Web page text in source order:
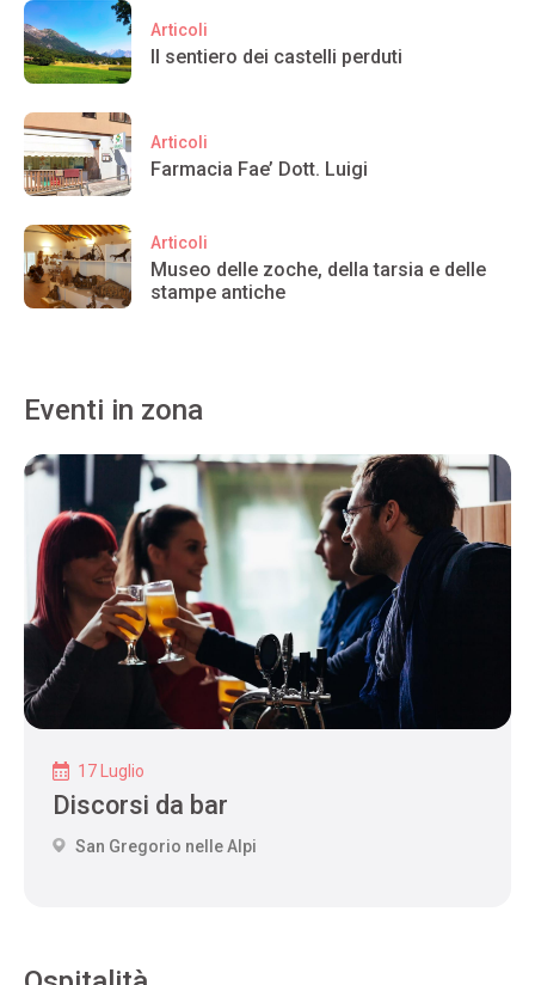
Articoli
Il sentiero dei castelli perduti
Articoli
Farmacia Fae’ Dott. Luigi
Articoli
Museo delle zoche, della tarsia e delle
stampe antiche
Eventi in zona
17 Luglio
Discorsi da bar
San Gregorio nelle Alpi